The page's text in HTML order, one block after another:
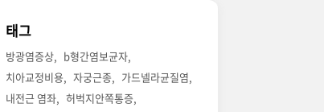
태그
방광염증상
b형간염보균자
치아교정비용
자궁근종
가드넬라균질염
내전근 염좌
허벅지안쪽통증